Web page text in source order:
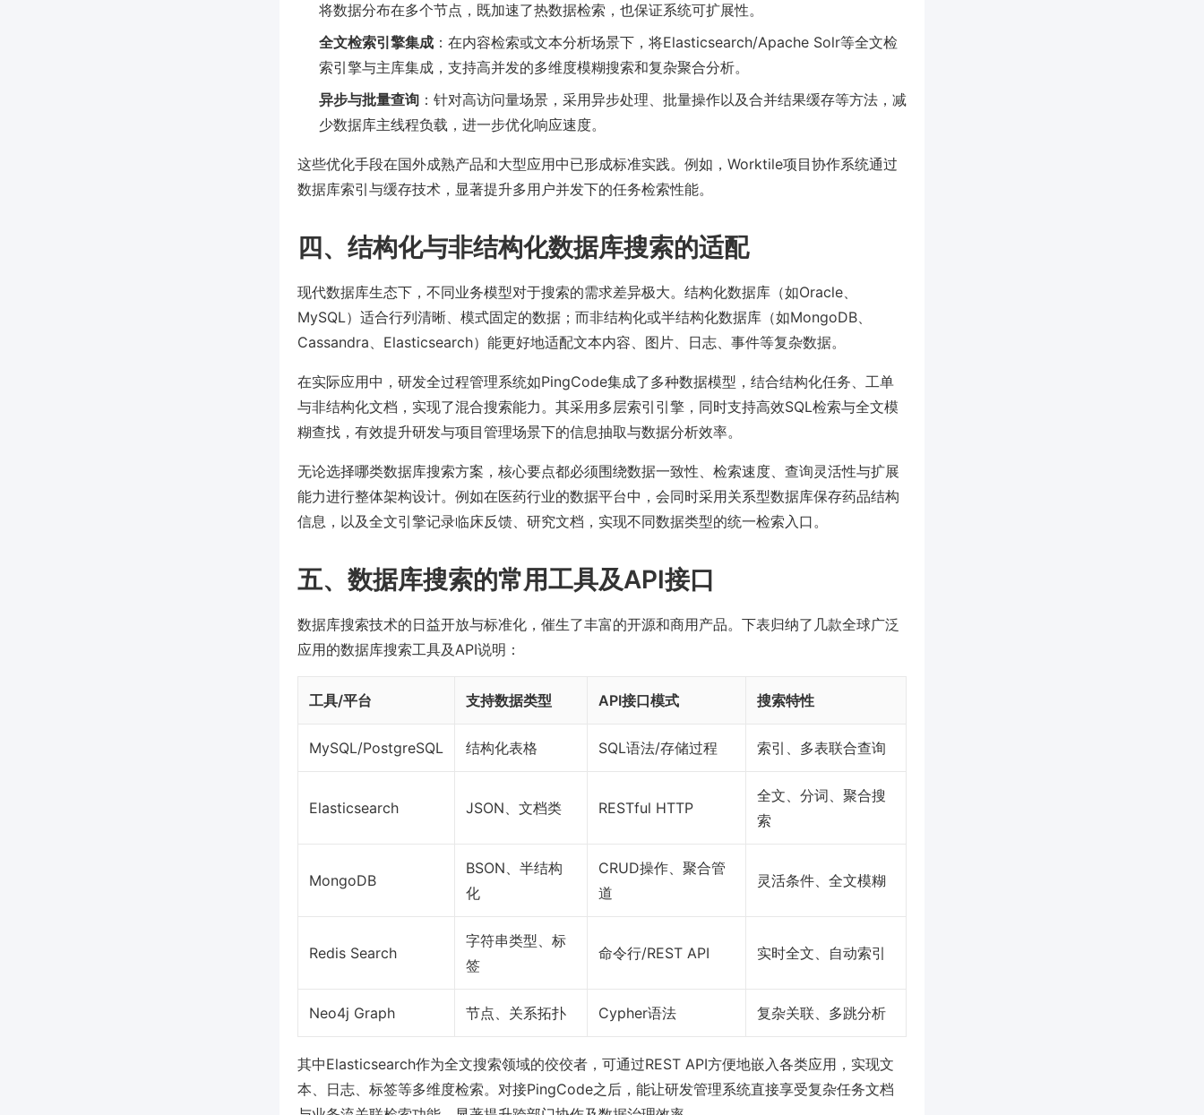
将数据分布在多个节点，既加速了热数据检索，也保证系统可扩展性。
全文检索引擎集成 ：在内容检索或文本分析场景下，将Elasticsearch/Apache Solr等全文检
索引擎与主库集成，支持高并发的多维度模糊搜索和复杂聚合分析。
异步与批量查询 ：针对高访问量场景，采用异步处理、批量操作以及合并结果缓存等方法，减
少数据库主线程负载，进一步优化响应速度。
这些优化手段在国外成熟产品和大型应用中已形成标准实践。例如，Worktile项目协作系统通过
数据库索引与缓存技术，显著提升多用户并发下的任务检索性能。
四、结构化与非结构化数据库搜索的适配
现代数据库生态下，不同业务模型对于搜索的需求差异极大。结构化数据库（如Oracle、
MySQL）适合行列清晰、模式固定的数据；而非结构化或半结构化数据库（如MongoDB、
Cassandra、Elasticsearch）能更好地适配文本内容、图片、日志、事件等复杂数据。
在实际应用中，研发全过程管理系统如PingCode集成了多种数据模型，结合结构化任务、工单
与非结构化文档，实现了混合搜索能力。其采用多层索引引擎，同时支持高效SQL检索与全文模
糊查找，有效提升研发与项目管理场景下的信息抽取与数据分析效率。
无论选择哪类数据库搜索方案，核心要点都必须围绕数据一致性、检索速度、查询灵活性与扩展
能力进行整体架构设计。例如在医药行业的数据平台中，会同时采用关系型数据库保存药品结构
信息，以及全文引擎记录临床反馈、研究文档，实现不同数据类型的统一检索入口。
五、数据库搜索的常用工具及API接口
数据库搜索技术的日益开放与标准化，催生了丰富的开源和商用产品。下表归纳了几款全球广泛
应用的数据库搜索工具及API说明：
工具/平台 支持数据类型 API接口模式 搜索特性
MySQL/PostgreSQL 结构化表格 SQL语法/存储过程 索引、多表联合查询
Elasticsearch JSON、文档类 RESTful HTTP
全文、分词、聚合搜
索
MongoDB
BSON、半结构
化
CRUD操作、聚合管
道
灵活条件、全文模糊
Redis Search
字符串类型、标
签
命令行/REST API 实时全文、自动索引
Neo4j Graph 节点、关系拓扑 Cypher语法 复杂关联、多跳分析
其中Elasticsearch作为全文搜索领域的佼佼者，可通过REST API方便地嵌入各类应用，实现文
本、日志、标签等多维度检索。对接PingCode之后，能让研发管理系统直接享受复杂任务文档